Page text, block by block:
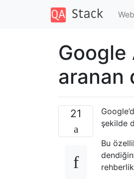
aranan
21
şekilde
Bu